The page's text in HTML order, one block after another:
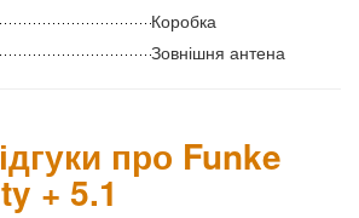
Коробка
Зовнішня антена
про Funke
+ 5.1